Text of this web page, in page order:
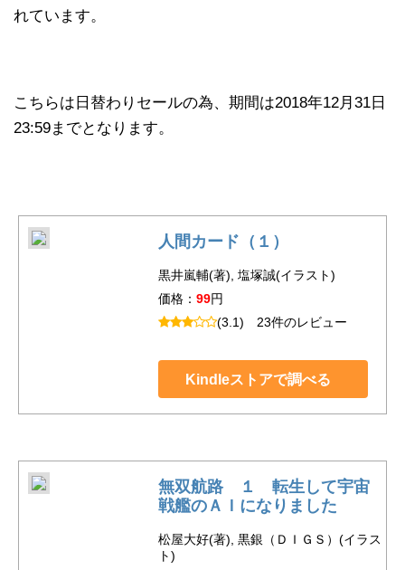
れています。
こちらは日替わりセールの為、期間は2018年12月31日
23:59までとなります。
人間カード（１）
黒井嵐輔(著), 塩塚誠(イラスト)
価格： 99円
(3.1) 23件のレビュー
Kindleストアで調べる
無双航路 １ 転生して宇宙
戦艦のＡＩになりました
松屋大好(著), 黒銀（ＤＩＧＳ）(イラス
ト)